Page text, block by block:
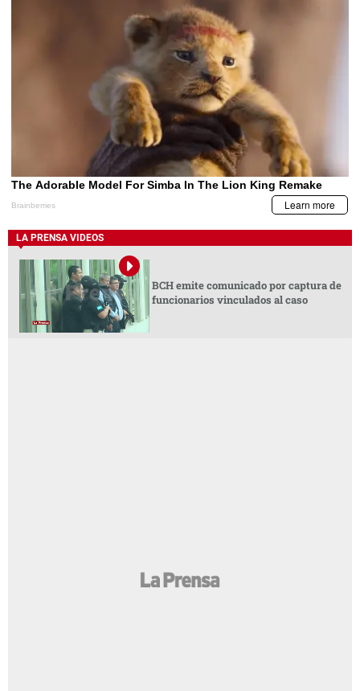
LA PRENSA VIDEOS
BCH emite comunicado por captura de
funcionarios vinculados al caso